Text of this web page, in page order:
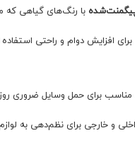
با رنگ‌های گیاهی که
افزایش دوام و راحتی
و خارجی برای نظم‌دهی به